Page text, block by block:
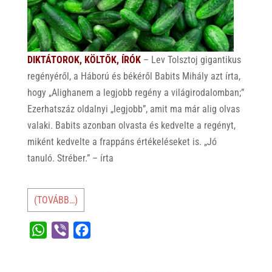
DIKTÁTOROK, KÖLTŐK, ÍRÓK– Lev Tolsztoj gigantikus
regényéről, a Háború és békéről Babits Mihály azt írta,
hogy „Alighanem a legjobb regény a világirodalomban;”
Ezerhatszáz oldalnyi „legjobb”, amit ma már alig olvas
valaki. Babits azonban olvasta és kedvelte a regényt,
miként kedvelte a frappáns értékeléseket is. „Jó
tanuló. Stréber.” – írta
(TOVÁBB…)